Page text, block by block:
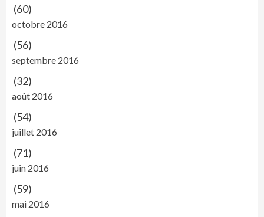
(60)
octobre 2016
(56)
septembre 2016
(32)
août 2016
(54)
juillet 2016
(71)
juin 2016
(59)
mai 2016